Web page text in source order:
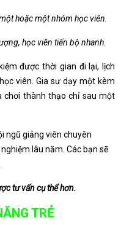
hoặc một nhóm học viên.
học viên tiến bộ nhanh.
được thời gian đi lại, lịch
viên. Gia sư dạy một kèm
chơi thành thạo chỉ sau một
ngũ giảng viên chuyên
lâu năm. Các bạn sẽ
tư vấn cụ thể hơn.
TRẺ